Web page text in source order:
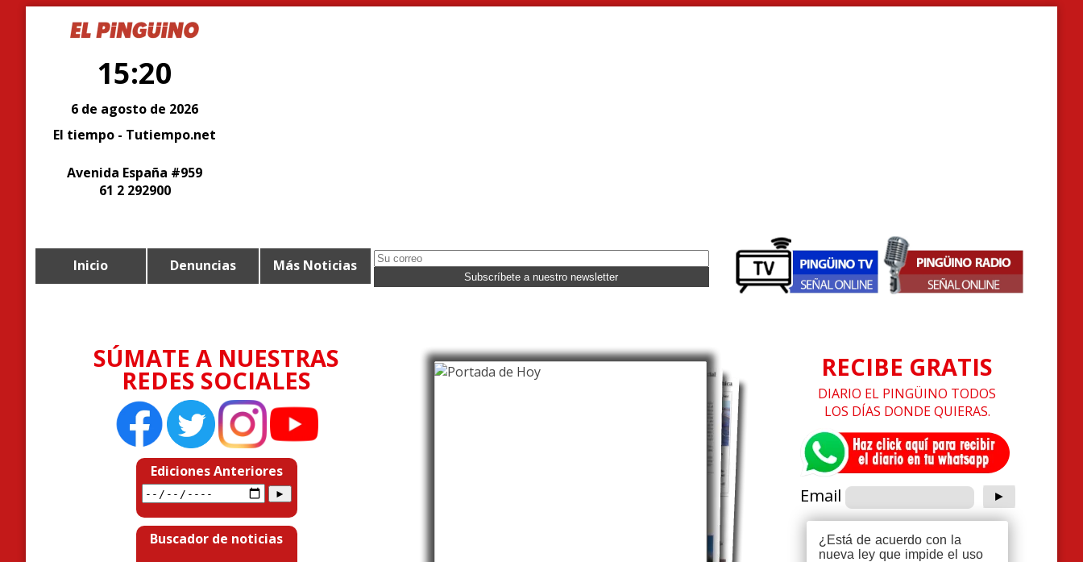
15:20
6 de agosto de 2026
El tiempo - Tutiempo.net
Avenida España #959
61 2 292900
Inicio Denuncias Más Noticias
SÚMATE A NUESTRAS
REDES SOCIALES
Ediciones Anteriores
Buscador de noticias
RECIBE GRATIS
DIARIO EL PINGÜINO TODOS
LOS DÍAS DONDE QUIERAS.
Email